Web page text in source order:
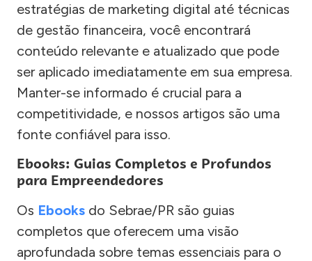
estratégias de marketing digital até técnicas
de gestão financeira, você encontrará
conteúdo relevante e atualizado que pode
ser aplicado imediatamente em sua empresa.
Manter-se informado é crucial para a
competitividade, e nossos artigos são uma
fonte confiável para isso.
Ebooks: Guias Completos e Profundos
para Empreendedores
Os Ebooks do Sebrae/PR são guias
completos que oferecem uma visão
aprofundada sobre temas essenciais para o